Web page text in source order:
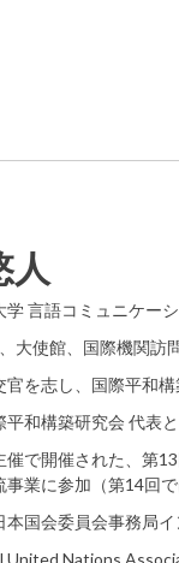
人
学 言語コミュニケー
大使館、国際機関訪
官を志し、国際平和
平和構築研究会 代表
催で開催された、第
業に参加（第14回で
本国会委員会事務局